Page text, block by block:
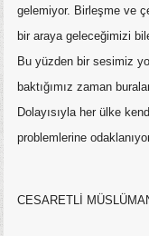
gelemiyor. Birleşme ve
bir araya geleceğimizi
Bu yüzden bir sesimiz
baktığımız zaman
Dolayısıyla her ülke
problemlerine
CESARETLİ